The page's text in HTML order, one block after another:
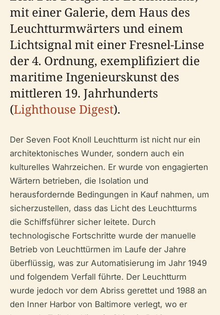
mit einer Galerie, dem Haus des
Leuchtturmwärters und einem
Lichtsignal mit einer Fresnel-Linse
der 4. Ordnung, exemplifiziert die
maritime Ingenieurskunst des
mittleren 19. Jahrhunderts
(Lighthouse Digest).
Der Seven Foot Knoll Leuchtturm ist nicht nur ein
architektonisches Wunder, sondern auch ein
kulturelles Wahrzeichen. Er wurde von engagierten
Wärtern betrieben, die Isolation und
herausfordernde Bedingungen in Kauf nahmen, um
sicherzustellen, dass das Licht des Leuchtturms
die Schiffsführer sicher leitete. Durch
technologische Fortschritte wurde der manuelle
Betrieb von Leuchttürmen im Laufe der Jahre
überflüssig, was zur Automatisierung im Jahr 1949
und folgendem Verfall führte. Der Leuchtturm
wurde jedoch vor dem Abriss gerettet und 1988 an
den Inner Harbor von Baltimore verlegt, wo er